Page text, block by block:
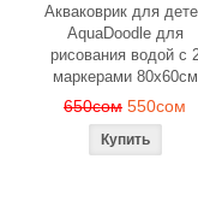
Акваковрик для
AquaDoodle для
рисования водой с
маркерами 80х60см
650сом 550сом